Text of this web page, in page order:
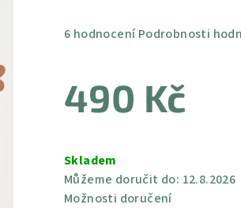
Průměrné
je
4,8
hvězdiček.
6 hodnocení Podrobnosti
490 Kč
cena:
Skladem
Můžeme doručit do: 12.8.2026
Možnosti doručení